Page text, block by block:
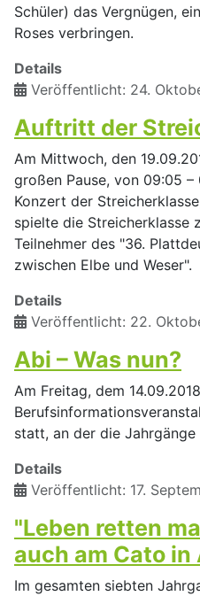
Schüler) das Vergnügen,
Roses verbringen.
Details
Veröffentlicht: 24.
Auftritt der
Am Mittwoch, den
großen Pause, von 09:05 –
Konzert der
spielte die Streicherklasse
Teilnehmer des "36.
zwischen Elbe und Weser".
Details
Veröffentlicht: 22.
Abi – Was nun?
Am Freitag, dem
statt, an der die Jahrgänge
Details
Veröffentlicht: 17.
"Leben retten
auch am Cato in
Im gesamten siebten